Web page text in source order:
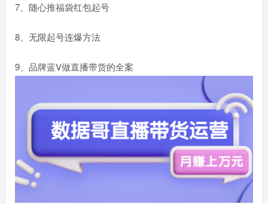
7、随心推福袋红包起号
8、无限起号连爆方法
9、品牌蓝V做直播带货的全案